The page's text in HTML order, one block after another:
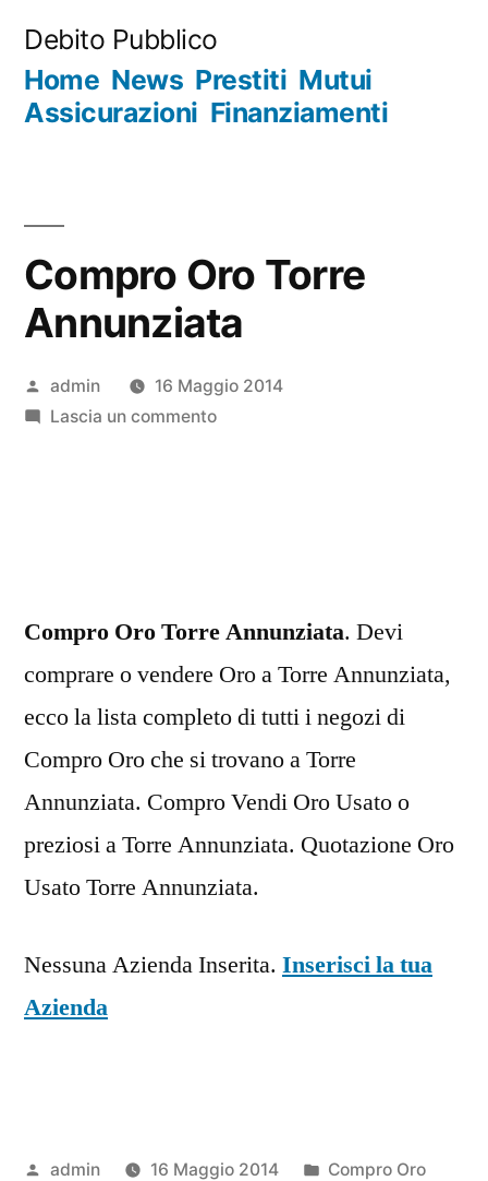
contenuto
Debito Pubblico
Home News Prestiti Mutui
Assicurazioni Finanziamenti
Compro Oro Torre
Annunziata
Pubblicato
da
admin
16 Maggio 2014
Lascia un commentosu
Compro Oro Torre Annunziata. Devi
comprare o vendere Oro a Torre Annunziata,
ecco la lista completo di tutti i negozi di
Compro Oro che si trovano a Torre
Annunziata. Compro Vendi Oro Usato o
preziosi a Torre Annunziata. Quotazione Oro
Usato Torre Annunziata.
Nessuna Azienda Inserita. Inserisci la tua
Azienda
Pubblicato
admin 16 Maggio 2014
Pubblicato
Compro Oro